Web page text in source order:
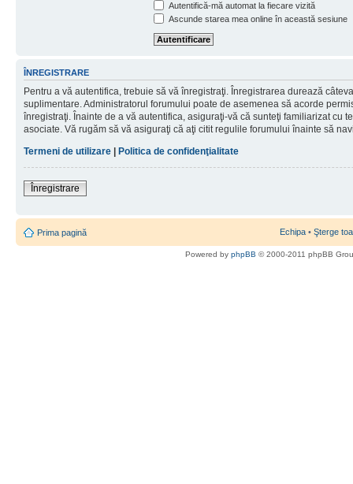
Autentifică-mă automat la fiecare vizită
Ascunde starea mea online în această sesiune
ÎNREGISTRARE
Pentru a vă autentifica, trebuie să vă înregistraţi. Înregistrarea durează
suplimentare. Administratorul forumului poate de asemenea să acorde
înregistraţi. Înainte de a vă autentifica, asiguraţi-vă că sunteţi familiarizat cu
asociate. Vă rugăm să vă asiguraţi că aţi citit regulile forumului înainte să
Termeni de utilizare | Politica de confidenţialitate
Înregistrare
Prima pagină Echipa • Şterge
Powered by phpBB © 2000-2011 phpBB